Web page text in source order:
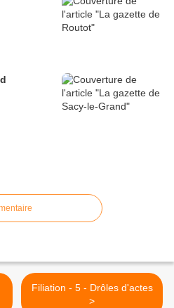
Filiation - 5 - Drôles d'actes
>